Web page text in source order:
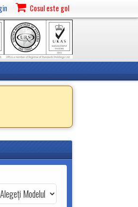
Cosul este gol